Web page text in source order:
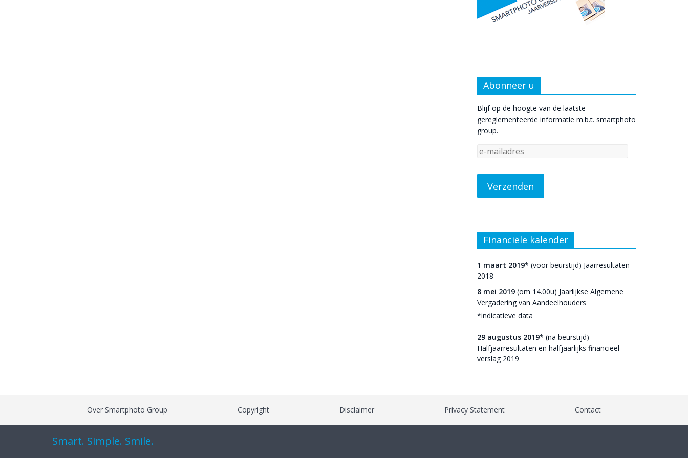
Abonneer u
Blijf op de hoogte van de laatste
gereglementeerde informatie m.b.t. smartphoto
group.
Financiële kalender
1 maart 2019* (voor beurstijd) Jaarresultaten
2018
8 mei 2019 (om 14.00u) Jaarlijkse Algemene
Vergadering van Aandeelhouders
*indicatieve data
29 augustus 2019* (na beurstijd)
Halfjaarresultaten en halfjaarlijks financieel
verslag 2019
Over Smartphoto Group Copyright Disclaimer Privacy Statement Contact
Smart. Simple. Smile.